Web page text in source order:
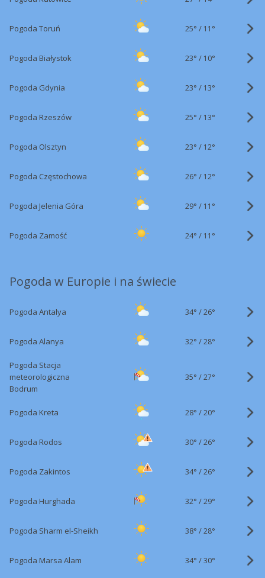
Pogoda Toruń 25° / 11°
Pogoda Białystok 23° / 10°
Pogoda Gdynia 23° / 13°
Pogoda Rzeszów 25° / 13°
Pogoda Olsztyn 23° / 12°
Pogoda Częstochowa 26° / 12°
Pogoda Jelenia Góra 29° / 11°
Pogoda Zamość 24° / 11°
Pogoda w Europie i na świecie
Pogoda Antalya 34° /26°
Pogoda Alanya 32° /28°
Pogoda Stacja
meteorologiczna
Bodrum
35° /27°
Pogoda Kreta 28° /20°
Pogoda Rodos 30° /26°
Pogoda Zakintos 34° /26°
Pogoda Hurghada 32° /29°
Pogoda Sharm el-Sheikh 38° /28°
Pogoda Marsa Alam 34° /30°